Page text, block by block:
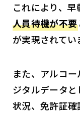
これにより、
人員待機が不要
が実現されてい
また、アルコ
ジタルデータ
状況、免許証